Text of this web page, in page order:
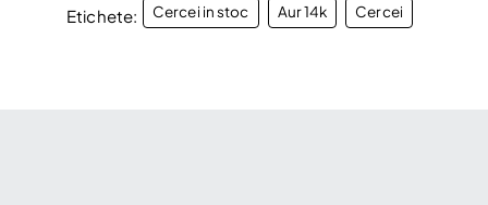
Etichete: Cercei in stoc Aur 14k Cercei